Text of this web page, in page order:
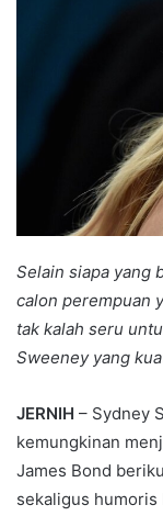
Selain siapa yang
calon perempuan
tak kalah seru
Sweeney yang
JERNIH – Sydney
kemungkinan
James Bond
sekaligus humoris